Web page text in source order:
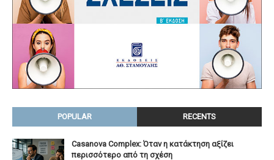
POPULAR RECENTS
Casanova Complex: Όταν η κατάκτηση αξίζει
περισσότερο από τη σχέση